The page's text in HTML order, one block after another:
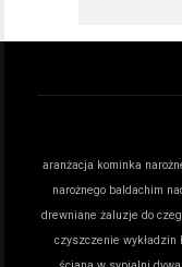
aranżacja kominka
narożnego baldachim
drewniane żaluzje do
czyszczenie wykładzin